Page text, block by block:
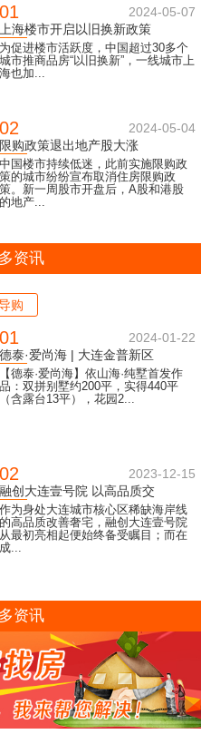
01
2024-05-07
上海楼市开启以旧换新政策
为促进楼市活跃度，中国超过30多个
城市推商品房“以旧换新”，一线城市上
海也加...
02
2024-05-04
限购政策退出地产股大涨
中国楼市持续低迷，此前实施限购政
策的城市纷纷宣布取消住房限购政
策。新一周股市开盘后，A股和港股
的地产...
资讯
购
01
2024-01-22
德泰·爱尚海 | 大连金普新区
【德泰·爱尚海】依山海·纯墅首发作
品：双拼别墅约200平，实得440平
（含露台13平），花园2...
02
2023-12-15
融创大连壹号院 以高品质交
作为身处大连城市核心区稀缺海岸线
的高品质改善奢宅，融创大连壹号院
从最初亮相起便始终备受瞩目；而在
成...
资讯